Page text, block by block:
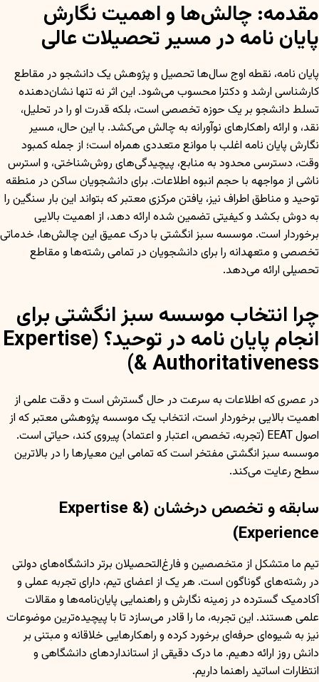
مقدمه: چالش‌ها و اهمیت نگارش
پایان نامه در مسیر تحصیلات عالی
پایان نامه، نقطه اوج سال‌ها تحصیل و پژوهش یک دانشجو در مقاطع
کارشناسی ارشد و دکترا محسوب می‌شود. این اثر نه تنها نشان‌دهنده
تسلط دانشجو بر یک حوزه تخصصی است، بلکه قدرت او را در تحلیل،
نقد، و ارائه راهکارهای نوآورانه به چالش می‌کشد. با این حال، مسیر
نگارش پایان نامه اغلب با موانع متعددی همراه است؛ از جمله کمبود
وقت، دسترسی محدود به منابع، پیچیدگی‌های روش‌شناختی، و استرس
ناشی از مواجهه با حجم انبوه اطلاعات. برای دانشجویان ساکن در منطقه
توحید و مناطق اطراف نیز، یافتن مرکزی معتبر که بتواند این بار سنگین را
به دوش بکشد و کیفیتی تضمین شده ارائه دهد، از اهمیت بالایی
برخوردار است. موسسه سبز انگشتی با درک عمیق این چالش‌ها، خدماتی
تخصصی و متعهدانه را برای دانشجویان در تمامی رشته‌ها و مقاطع
تحصیلی ارائه می‌دهد.
چرا انتخاب موسسه سبز انگشتی برای
انجام پایان نامه در توحید؟ (Expertise
& Authoritativeness)
در عصری که اطلاعات به سرعت در حال گسترش است و دقت علمی از
اهمیت بالایی برخوردار است، انتخاب یک موسسه پژوهشی معتبر که از
اصول EEAT (تجربه، تخصص، اعتبار و اعتماد) پیروی کند، حیاتی است.
موسسه سبز انگشتی مفتخر است که تمامی این معیارها را در بالاترین
سطح رعایت می‌کند.
سابقه و تخصص درخشان (Expertise &
Experience)
تیم ما متشکل از متخصصین و فارغ‌التحصیلان برتر دانشگاه‌های دولتی
در رشته‌های گوناگون است. هر یک از اعضای تیم، دارای تجربه عملی و
آکادمیک گسترده در زمینه نگارش و راهنمایی پایان‌نامه‌ها و مقالات
علمی هستند. این تجربه، ما را قادر می‌سازد تا با پیچیده‌ترین موضوعات
نیز به شیوه‌ای حرفه‌ای برخورد کرده و راهکارهایی خلاقانه و مبتنی بر
دانش روز ارائه دهیم. ما درک دقیقی از استانداردهای دانشگاهی و
انتظارات اساتید راهنما داریم.